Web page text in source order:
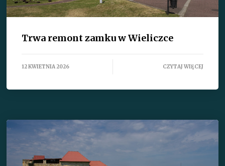
Trwa remont zamku w Wieliczce
12 KWIETNIA 2026 CZYTAJ WIĘCEJ